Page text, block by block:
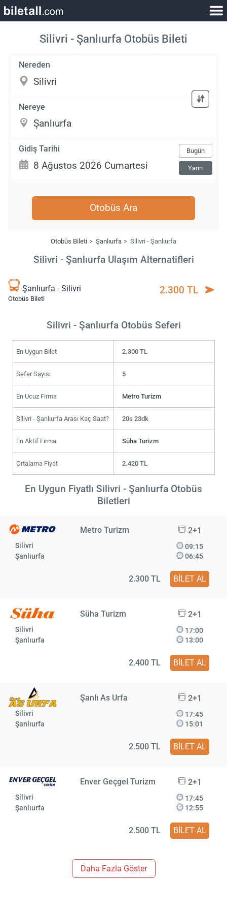
Silivri - Şanlıurfa Otobüs Bileti
Nereden
Nereye
Gidiş Tarihi Bugün
Yarın
Otobüs Ara
Otobüs Bileti Şanlıurfa Silivri - Şanlıurfa
Silivri - Şanlıurfa Ulaşım Alternatifleri
Şanlıurfa - Silivri
Otobüs Bileti
2.300 TL
Silivri - Şanlıurfa Otobüs Seferi
En Uygun Bilet 2.300 TL
Sefer Sayısı 5
En Ucuz Firma Metro Turizm
Silivri - Şanlıurfa Arası Kaç Saat? 20s 23dk
En Aktif Firma Süha Turizm
Ortalama Fiyat 2.420 TL
En Uygun Fiyatlı Silivri - Şanlıurfa Otobüs
Biletleri
Metro Turizm 2+1
Silivri
Şanlıurfa
09:15
06:45
2.300 TL BİLET AL
Süha Turizm 2+1
Silivri
Şanlıurfa
17:00
13:00
2.400 TL BİLET AL
Şanlı As Urfa 2+1
Silivri
Şanlıurfa
17:45
15:01
2.500 TL BİLET AL
Enver Geçgel Turizm 2+1
Silivri
Şanlıurfa
17:45
12:55
2.500 TL BİLET AL
Daha Fazla Göster